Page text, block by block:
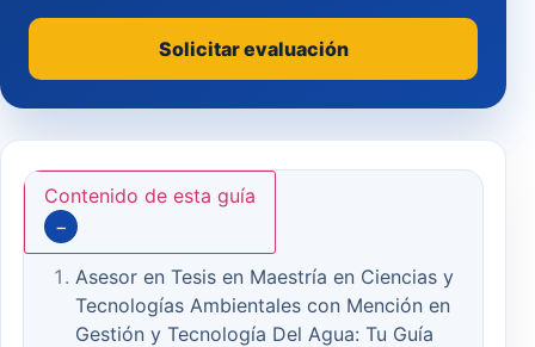
Contenido de esta guía
−
Asesor en Tesis en Maestría en Ciencias y
Tecnologías Ambientales con Mención en
Gestión y Tecnología Del Agua: Tu Guía
Solicitar evaluación